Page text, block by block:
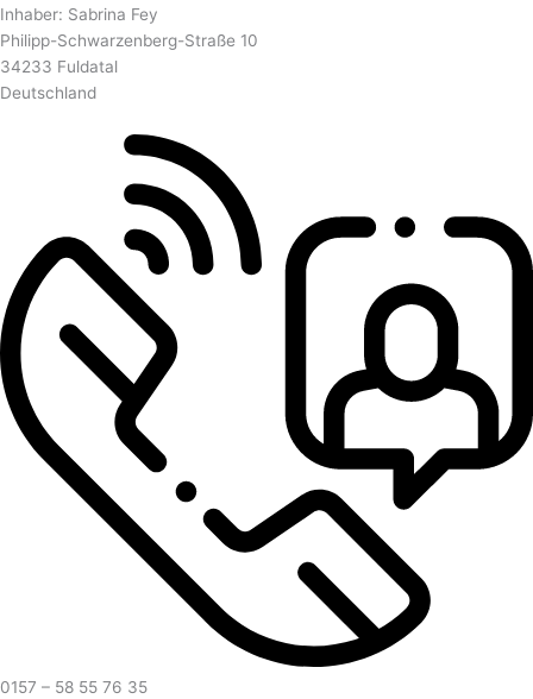
Inhaber: Sabrina Fey
Philipp-Schwarzenberg-Straße 10
34233 Fuldatal
Deutschland
0157 – 58 55 76 35